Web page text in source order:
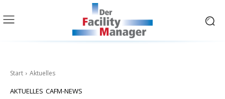
Start Aktuelles
AKTUELLES CAFM-NEWS